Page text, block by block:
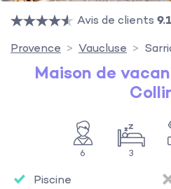
Avis de clients
Provence
Vaucluse
Maison de
6 3
Piscine